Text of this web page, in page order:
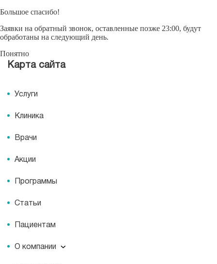
Большое спасибо!
Заявки на обратный звонок, оставленные позже 23:00, будут
обработаны на следующий день.
Понятно
Карта сайта
Услуги
Клиника
Врачи
Акции
Программы
Статьи
Пациентам
О компании